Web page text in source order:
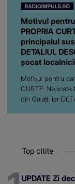
RADIOIMPULS.RO
Motivul
PROPRIA
principalul
DETALIUL
șocat
Motivul pentru
CURTE.
din Galați, iar
Top citite
UPDATE Zi